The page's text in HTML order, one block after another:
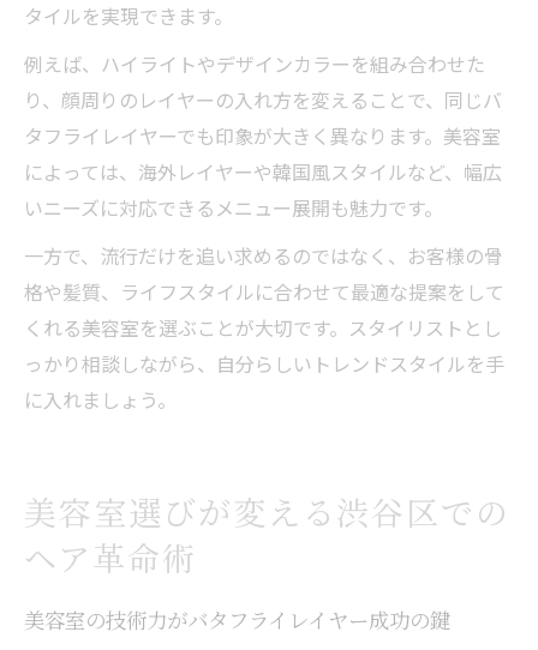
タイルを実現できます。
例えば、ハイライトやデザインカラーを組み合わせた
り、顔周りのレイヤーの入れ方を変えることで、同じバ
タフライレイヤーでも印象が大きく異なります。美容室
によっては、海外レイヤーや韓国風スタイルなど、幅広
いニーズに対応できるメニュー展開も魅力です。
一方で、流行だけを追い求めるのではなく、お客様の骨
格や髪質、ライフスタイルに合わせて最適な提案をして
くれる美容室を選ぶことが大切です。スタイリストとし
っかり相談しながら、自分らしいトレンドスタイルを手
に入れましょう。
美容室選びが変える渋谷区での
ヘア革命術
美容室の技術力がバタフライレイヤー成功の鍵